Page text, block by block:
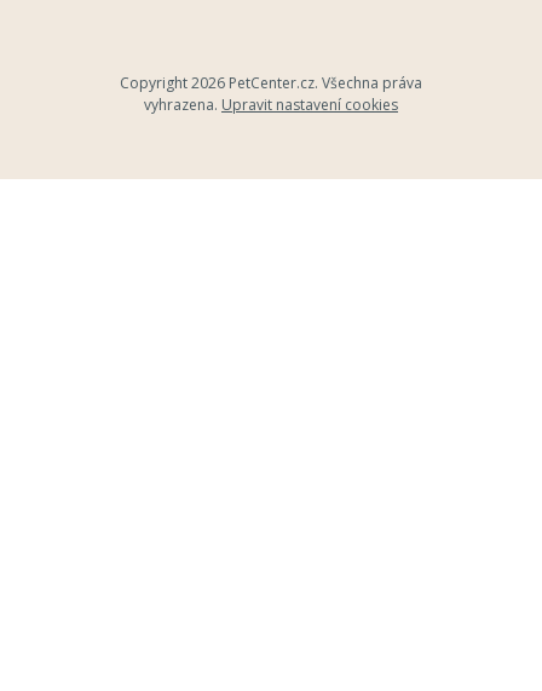
Copyright 2026 PetCenter.cz. Všechna práva
vyhrazena. Upravit nastavení cookies